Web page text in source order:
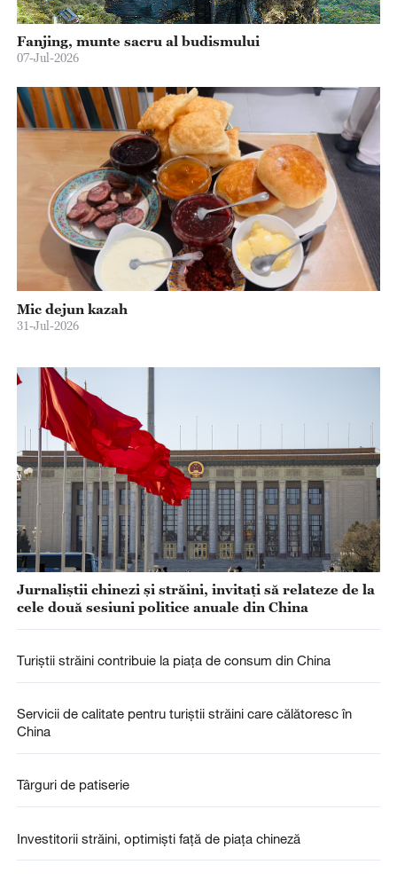
Fanjing, munte sacru al budismului
07-Jul-2026
Mic dejun kazah
31-Jul-2026
Jurnaliștii chinezi și străini, invitați să relateze de la
cele două sesiuni politice anuale din China
Turiștii străini contribuie la piața de consum din China
Servicii de calitate pentru turiștii străini care călătoresc în
China
Târguri de patiserie
Investitorii străini, optimiști față de piața chineză